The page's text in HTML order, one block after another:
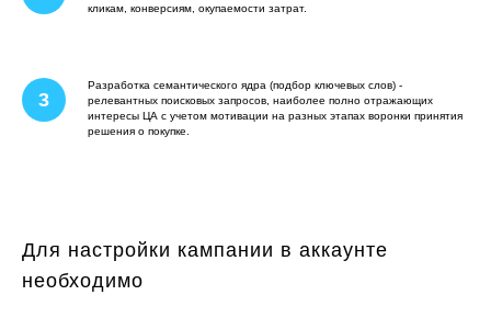
кликам, конверсиям, окупаемости затрат.
Разработка семантического ядра (подбор ключевых слов) -
релевантных поисковых запросов, наиболее полно отражающих
интересы ЦА с учетом мотивации на разных этапах воронки принятия
решения о покупке.
Для настройки кампании в аккаунте
необходимо